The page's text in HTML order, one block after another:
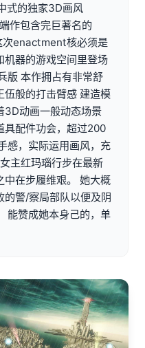
式的独家3D画风
作包含完巨著名的
次enactment核必须是
机器的游戏空间里登场
版 本作拥占有非常舒
伍般的打击臂感 建造模
3D动画一般动态场景
具配件功会，超过200
感，实际运用画风，充
主红玛瑙行步在最新
中在步履维艰。 她大概
的警/察局部队以便及阴
能赞成她本身己的，单